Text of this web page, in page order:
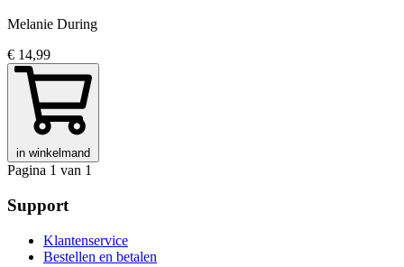
Melanie During
€ 14,99
in winkelmand
Pagina 1 van 1
Support
Klantenservice
Bestellen en betalen